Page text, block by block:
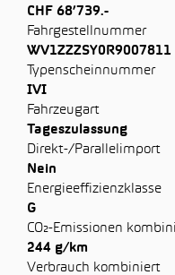
CHF 68’739.-
Fahrgestellnummer
WV1ZZZSY0R9007811
Typenscheinnummer
IVI
Fahrzeugart
Tageszulassung
Direkt-/Parallelimport
Nein
Energieeffizienzklasse
G
CO₂-Emissionen
244 g/km
Verbrauch kombiniert